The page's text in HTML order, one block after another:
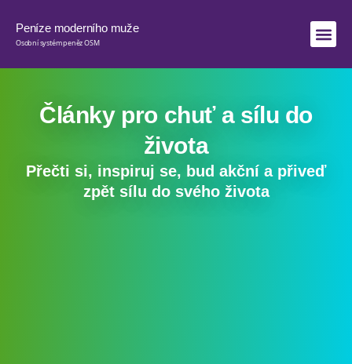
Peníze moderního muže
Osobní systém peněz OSM
Články pro chuť a sílu do
života
Přečti si, inspiruj se, bud akční a přiveď
zpět sílu do svého života